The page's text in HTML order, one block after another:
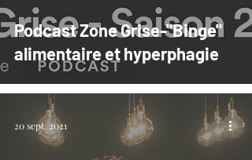
Podcast Zone Grise-"Binge"
alimentaire et hyperphagie
20 sept. 2021